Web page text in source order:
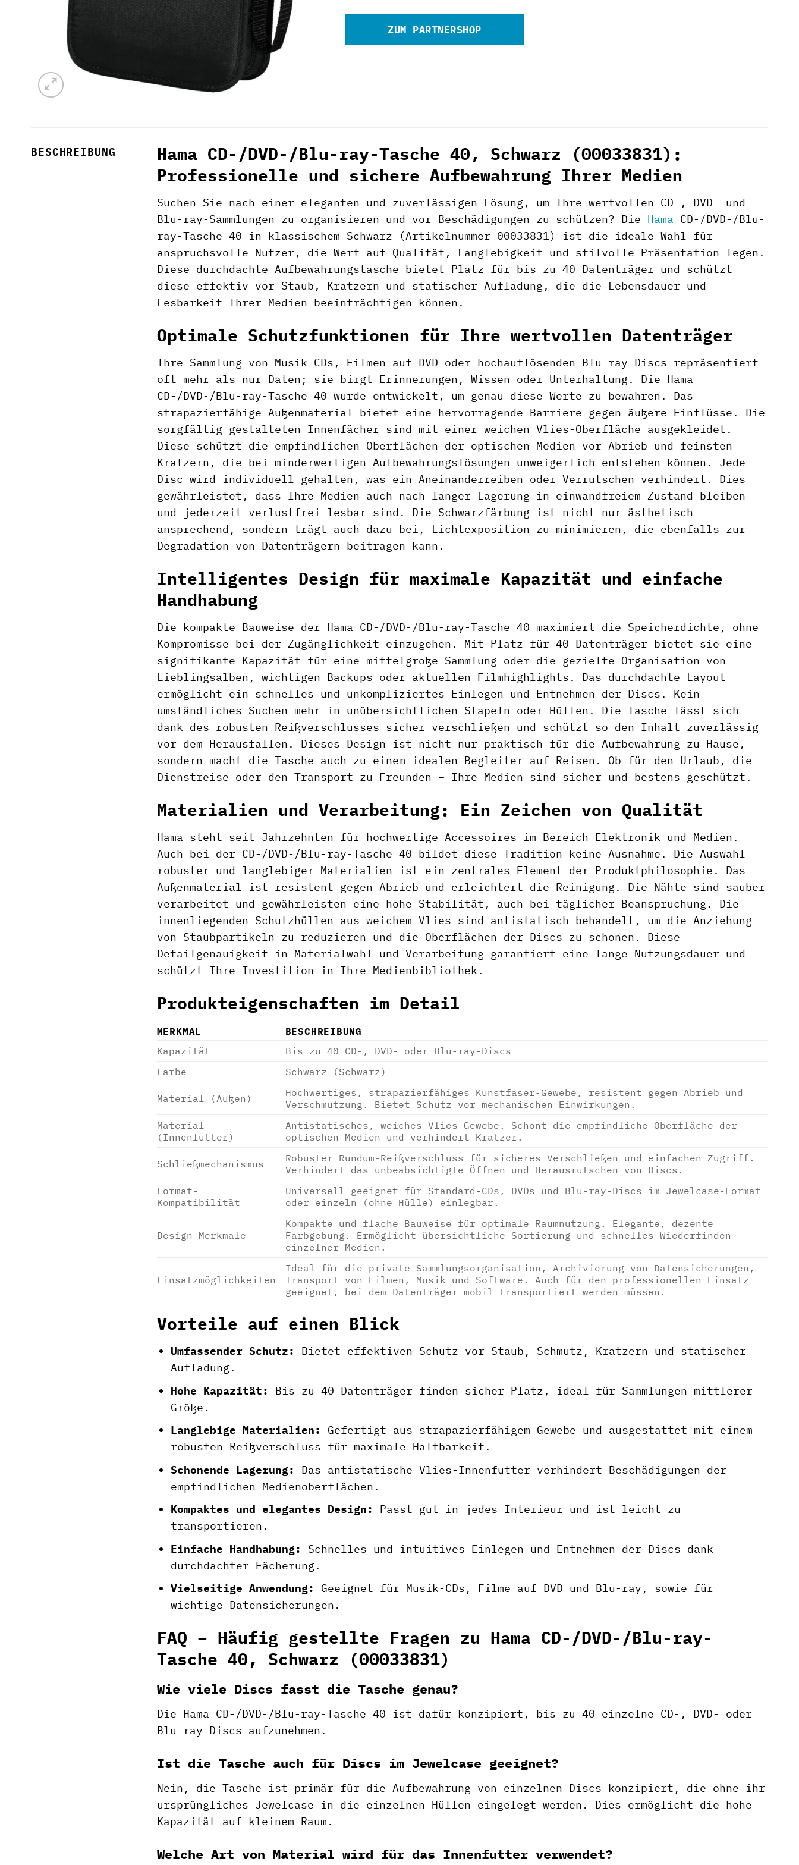
ZUM PARTNERSHOP
BESCHREIBUNG
Hama CD-/DVD-/Blu-ray-Tasche 40, Schwarz (00033831):
Professionelle und sichere Aufbewahrung Ihrer Medien
Suchen Sie nach einer eleganten und zuverlässigen Lösung, um Ihre wertvollen CD-, DVD- und
Blu-ray-Sammlungen zu organisieren und vor Beschädigungen zu schützen? Die Hama CD-/DVD-/Blu-
ray-Tasche 40 in klassischem Schwarz (Artikelnummer 00033831) ist die ideale Wahl für
anspruchsvolle Nutzer, die Wert auf Qualität, Langlebigkeit und stilvolle Präsentation legen.
Diese durchdachte Aufbewahrungstasche bietet Platz für bis zu 40 Datenträger und schützt
diese effektiv vor Staub, Kratzern und statischer Aufladung, die die Lebensdauer und
Lesbarkeit Ihrer Medien beeinträchtigen können.
Optimale Schutzfunktionen für Ihre wertvollen Datenträger
Ihre Sammlung von Musik-CDs, Filmen auf DVD oder hochauflösenden Blu-ray-Discs repräsentiert
oft mehr als nur Daten; sie birgt Erinnerungen, Wissen oder Unterhaltung. Die Hama
CD-/DVD-/Blu-ray-Tasche 40 wurde entwickelt, um genau diese Werte zu bewahren. Das
strapazierfähige Außenmaterial bietet eine hervorragende Barriere gegen äußere Einflüsse. Die
sorgfältig gestalteten Innenfächer sind mit einer weichen Vlies-Oberfläche ausgekleidet.
Diese schützt die empfindlichen Oberflächen der optischen Medien vor Abrieb und feinsten
Kratzern, die bei minderwertigen Aufbewahrungslösungen unweigerlich entstehen können. Jede
Disc wird individuell gehalten, was ein Aneinanderreiben oder Verrutschen verhindert. Dies
gewährleistet, dass Ihre Medien auch nach langer Lagerung in einwandfreiem Zustand bleiben
und jederzeit verlustfrei lesbar sind. Die Schwarzfärbung ist nicht nur ästhetisch
ansprechend, sondern trägt auch dazu bei, Lichtexposition zu minimieren, die ebenfalls zur
Degradation von Datenträgern beitragen kann.
Intelligentes Design für maximale Kapazität und einfache
Handhabung
Die kompakte Bauweise der Hama CD-/DVD-/Blu-ray-Tasche 40 maximiert die Speicherdichte, ohne
Kompromisse bei der Zugänglichkeit einzugehen. Mit Platz für 40 Datenträger bietet sie eine
signifikante Kapazität für eine mittelgroße Sammlung oder die gezielte Organisation von
Lieblingsalben, wichtigen Backups oder aktuellen Filmhighlights. Das durchdachte Layout
ermöglicht ein schnelles und unkompliziertes Einlegen und Entnehmen der Discs. Kein
umständliches Suchen mehr in unübersichtlichen Stapeln oder Hüllen. Die Tasche lässt sich
dank des robusten Reißverschlusses sicher verschließen und schützt so den Inhalt zuverlässig
vor dem Herausfallen. Dieses Design ist nicht nur praktisch für die Aufbewahrung zu Hause,
sondern macht die Tasche auch zu einem idealen Begleiter auf Reisen. Ob für den Urlaub, die
Dienstreise oder den Transport zu Freunden – Ihre Medien sind sicher und bestens geschützt.
Materialien und Verarbeitung: Ein Zeichen von Qualität
Hama steht seit Jahrzehnten für hochwertige Accessoires im Bereich Elektronik und Medien.
Auch bei der CD-/DVD-/Blu-ray-Tasche 40 bildet diese Tradition keine Ausnahme. Die Auswahl
robuster und langlebiger Materialien ist ein zentrales Element der Produktphilosophie. Das
Außenmaterial ist resistent gegen Abrieb und erleichtert die Reinigung. Die Nähte sind sauber
verarbeitet und gewährleisten eine hohe Stabilität, auch bei täglicher Beanspruchung. Die
innenliegenden Schutzhüllen aus weichem Vlies sind antistatisch behandelt, um die Anziehung
von Staubpartikeln zu reduzieren und die Oberflächen der Discs zu schonen. Diese
Detailgenauigkeit in Materialwahl und Verarbeitung garantiert eine lange Nutzungsdauer und
schützt Ihre Investition in Ihre Medienbibliothek.
Produkteigenschaften im Detail
MERKMAL
BESCHREIBUNG
Kapazität
Bis zu 40 CD-, DVD- oder Blu-ray-Discs
Farbe
Schwarz (Schwarz)
Material (Außen)
Hochwertiges, strapazierfähiges Kunstfaser-Gewebe, resistent gegen Abrieb und
Verschmutzung. Bietet Schutz vor mechanischen Einwirkungen.
Material
(Innenfutter)
Antistatisches, weiches Vlies-Gewebe. Schont die empfindliche Oberfläche der
optischen Medien und verhindert Kratzer.
Schließmechanismus
Robuster Rundum-Reißverschluss für sicheres Verschließen und einfachen Zugriff.
Verhindert das unbeabsichtigte Öffnen und Herausrutschen von Discs.
Format-
Kompatibilität
Universell geeignet für Standard-CDs, DVDs und Blu-ray-Discs im Jewelcase-Format
oder einzeln (ohne Hülle) einlegbar.
Design-Merkmale
Kompakte und flache Bauweise für optimale Raumnutzung. Elegante, dezente
Farbgebung. Ermöglicht übersichtliche Sortierung und schnelles Wiederfinden
einzelner Medien.
Einsatzmöglichkeiten
Ideal für die private Sammlungsorganisation, Archivierung von Datensicherungen,
Transport von Filmen, Musik und Software. Auch für den professionellen Einsatz
geeignet, bei dem Datenträger mobil transportiert werden müssen.
Vorteile auf einen Blick
Umfassender Schutz:
Bietet effektiven Schutz vor Staub, Schmutz, Kratzern und statischer
Aufladung.
Hohe Kapazität:
Bis zu 40 Datenträger finden sicher Platz, ideal für Sammlungen mittlerer
Größe.
Langlebige Materialien:
Gefertigt aus strapazierfähigem Gewebe und ausgestattet mit einem
robusten Reißverschluss für maximale Haltbarkeit.
Schonende Lagerung:
Das antistatische Vlies-Innenfutter verhindert Beschädigungen der
empfindlichen Medienoberflächen.
Kompaktes und elegantes Design:
Passt gut in jedes Interieur und ist leicht zu
transportieren.
Einfache Handhabung:
Schnelles und intuitives Einlegen und Entnehmen der Discs dank
durchdachter Fächerung.
Vielseitige Anwendung:
Geeignet für Musik-CDs, Filme auf DVD und Blu-ray, sowie für
wichtige Datensicherungen.
FAQ – Häufig gestellte Fragen zu Hama CD-/DVD-/Blu-ray-
Tasche 40, Schwarz (00033831)
Wie viele Discs fasst die Tasche genau?
Die Hama CD-/DVD-/Blu-ray-Tasche 40 ist dafür konzipiert, bis zu 40 einzelne CD-, DVD- oder
Blu-ray-Discs aufzunehmen.
Ist die Tasche auch für Discs im Jewelcase geeignet?
Nein, die Tasche ist primär für die Aufbewahrung von einzelnen Discs konzipiert, die ohne ihr
ursprüngliches Jewelcase in die einzelnen Hüllen eingelegt werden. Dies ermöglicht die hohe
Kapazität auf kleinem Raum.
Welche Art von Material wird für das Innenfutter verwendet?